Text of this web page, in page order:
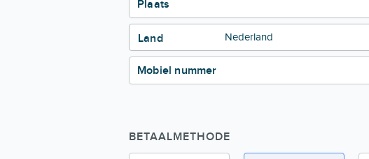
Plaats
Land
Mobiel nummer
BETAALMETHODE